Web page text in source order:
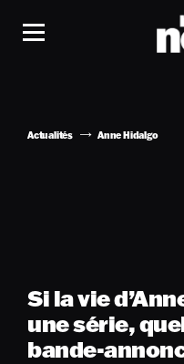
Actualités Anne Hidalgo
Si la vie
une série,
bande-